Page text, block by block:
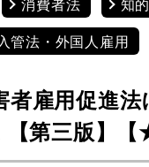
管法・外国人雇用
者雇用促進
【第三版】